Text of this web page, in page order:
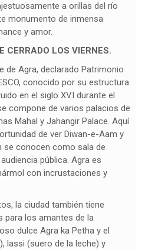
a orillas del río
monumento de inmensa
y amor.
CERRADO LOS VIERNES.
de Agra, declarado Patrimonio
conocido por su estructura
en el siglo XVI durante el
compone de varios palacios de
Mahal y Jahangir Palace. Aquí
de ver Diwan-e-Aam y
se conocen como sala de
pública. Agra es
con incrustaciones y
la ciudad también tiene
para los amantes de la
dulce Agra ka Petha y el
lassi (suero de la leche) y